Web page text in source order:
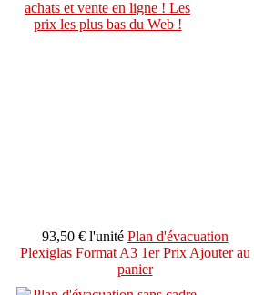
93,50 € l'unité Plan d'évacuation
Plexiglas Format A3 1er PrixAjouter au
panier